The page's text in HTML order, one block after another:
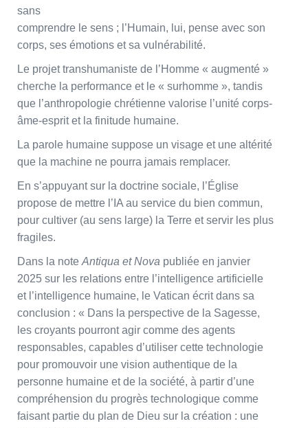
sans
comprendre le sens ; l’Humain, lui, pense avec son
corps, ses émotions et sa vulnérabilité.
Le projet transhumaniste de l’Homme « augmenté »
cherche la performance et le « surhomme », tandis
que l’anthropologie chrétienne valorise l’unité corps-
âme-esprit et la finitude humaine.
La parole humaine suppose un visage et une altérité
que la machine ne pourra jamais remplacer.
En s’appuyant sur la doctrine sociale, l’Église
propose de mettre l’IA au service du bien commun,
pour cultiver (au sens large) la Terre et servir les plus
fragiles.
Dans la note Antiqua et Nova publiée en janvier
2025 sur les relations entre l’intelligence artificielle
et l’intelligence humaine, le Vatican écrit dans sa
conclusion : « Dans la perspective de la Sagesse,
les croyants pourront agir comme des agents
responsables, capables d’utiliser cette technologie
pour promouvoir une vision authentique de la
personne humaine et de la société, à partir d’une
compréhension du progrès technologique comme
faisant partie du plan de Dieu sur la création : une